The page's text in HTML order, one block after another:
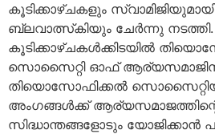
കൂടിക്കാഴ്ചകളും
ബ്ലവാത്സ്‌കിയും ചേര്‍ന്നു
കൂടിക്കാഴ്ചകള്‍ക്കിടയില്‍
സൊസൈറ്റി ഓഫ് ആര്യസമാജിന്
തിയൊസോഫിക്കല്‍
അംഗങ്ങള്‍ക്ക്
സിദ്ധാന്തങ്ങളോടും യോജിക്കാന്‍